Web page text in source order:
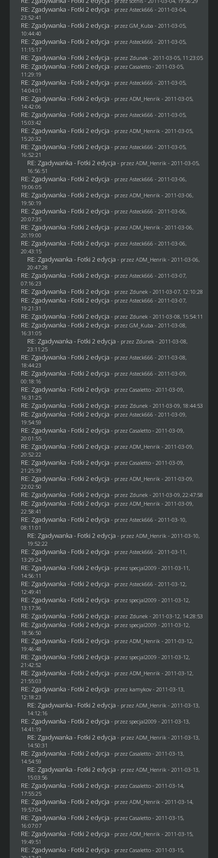
RE: Zgadywanka - Fotki 2 edycja - przez Asteck666 - 2011-03-04,
23:52:41
RE: Zgadywanka - Fotki 2 edycja - przez GM_Kuba - 2011-03-05,
10:44:40
RE: Zgadywanka - Fotki 2 edycja - przez Asteck666 - 2011-03-05,
11:15:17
RE: Zgadywanka - Fotki 2 edycja - przez Zdunek - 2011-03-05, 11:23:05
RE: Zgadywanka - Fotki 2 edycja - przez Casaletto- 2011-03-05,
11:29:19
RE: Zgadywanka - Fotki 2 edycja - przez Asteck666 - 2011-03-05,
14:04:01
RE: Zgadywanka - Fotki 2 edycja - przez ADM_Henrik - 2011-03-05,
14:42:06
RE: Zgadywanka - Fotki 2 edycja - przez Asteck666 - 2011-03-05,
15:03:42
RE: Zgadywanka - Fotki 2 edycja - przez ADM_Henrik - 2011-03-05,
15:20:32
RE: Zgadywanka - Fotki 2 edycja - przez Asteck666 - 2011-03-05,
16:52:21
RE: Zgadywanka - Fotki 2 edycja - przez ADM_Henrik - 2011-03-05,
16:56:51
RE: Zgadywanka - Fotki 2 edycja - przez Asteck666 - 2011-03-06,
19:06:05
RE: Zgadywanka - Fotki 2 edycja - przez ADM_Henrik - 2011-03-06,
19:50:19
RE: Zgadywanka - Fotki 2 edycja - przez Asteck666 - 2011-03-06,
20:07:35
RE: Zgadywanka - Fotki 2 edycja - przez ADM_Henrik - 2011-03-06,
20:19:00
RE: Zgadywanka - Fotki 2 edycja - przez Asteck666 - 2011-03-06,
20:43:15
RE: Zgadywanka - Fotki 2 edycja - przez ADM_Henrik - 2011-03-06,
20:47:28
RE: Zgadywanka - Fotki 2 edycja - przez Asteck666 - 2011-03-07,
07:16:23
RE: Zgadywanka - Fotki 2 edycja - przez Zdunek - 2011-03-07, 12:10:28
RE: Zgadywanka - Fotki 2 edycja - przez Asteck666 - 2011-03-07,
19:21:31
RE: Zgadywanka - Fotki 2 edycja - przez Zdunek - 2011-03-08, 15:54:11
RE: Zgadywanka - Fotki 2 edycja - przez GM_Kuba - 2011-03-08,
16:31:05
RE: Zgadywanka - Fotki 2 edycja - przez Zdunek - 2011-03-08,
23:11:25
RE: Zgadywanka - Fotki 2 edycja - przez Asteck666 - 2011-03-08,
18:44:23
RE: Zgadywanka - Fotki 2 edycja - przez Asteck666 - 2011-03-09,
00:18:16
RE: Zgadywanka - Fotki 2 edycja - przez Casaletto- 2011-03-09,
16:31:25
RE: Zgadywanka - Fotki 2 edycja - przez Zdunek - 2011-03-09, 18:44:53
RE: Zgadywanka - Fotki 2 edycja - przez Asteck666 - 2011-03-09,
19:54:59
RE: Zgadywanka - Fotki 2 edycja - przez Casaletto- 2011-03-09,
20:01:55
RE: Zgadywanka - Fotki 2 edycja - przez ADM_Henrik - 2011-03-09,
20:52:22
RE: Zgadywanka - Fotki 2 edycja - przez Casaletto- 2011-03-09,
21:25:39
RE: Zgadywanka - Fotki 2 edycja - przez ADM_Henrik - 2011-03-09,
22:02:50
RE: Zgadywanka - Fotki 2 edycja - przez Zdunek - 2011-03-09, 22:47:58
RE: Zgadywanka - Fotki 2 edycja - przez ADM_Henrik - 2011-03-09,
22:58:41
RE: Zgadywanka - Fotki 2 edycja - przez Asteck666 - 2011-03-10,
08:11:01
RE: Zgadywanka - Fotki 2 edycja - przez ADM_Henrik - 2011-03-10,
19:52:22
RE: Zgadywanka - Fotki 2 edycja - przez Asteck666 - 2011-03-11,
13:29:24
RE: Zgadywanka - Fotki 2 edycja - przez specjal2009 - 2011-03-11,
14:56:11
RE: Zgadywanka - Fotki 2 edycja - przez Asteck666 - 2011-03-12,
12:49:41
RE: Zgadywanka - Fotki 2 edycja - przez specjal2009 - 2011-03-12,
13:17:36
RE: Zgadywanka - Fotki 2 edycja - przez Zdunek - 2011-03-12, 14:28:53
RE: Zgadywanka - Fotki 2 edycja - przez specjal2009 - 2011-03-12,
18:56:50
RE: Zgadywanka - Fotki 2 edycja - przez ADM_Henrik - 2011-03-12,
19:46:48
RE: Zgadywanka - Fotki 2 edycja - przez specjal2009 - 2011-03-12,
21:42:52
RE: Zgadywanka - Fotki 2 edycja - przez ADM_Henrik - 2011-03-12,
21:55:03
RE: Zgadywanka - Fotki 2 edycja - przez kamykov- 2011-03-13,
12:18:23
RE: Zgadywanka - Fotki 2 edycja - przez ADM_Henrik - 2011-03-13,
14:12:16
RE: Zgadywanka - Fotki 2 edycja - przez specjal2009 - 2011-03-13,
14:41:19
RE: Zgadywanka - Fotki 2 edycja - przez ADM_Henrik - 2011-03-13,
14:50:31
RE: Zgadywanka - Fotki 2 edycja - przez Casaletto- 2011-03-13,
14:54:59
RE: Zgadywanka - Fotki 2 edycja - przez ADM_Henrik - 2011-03-13,
15:03:56
RE: Zgadywanka - Fotki 2 edycja - przez Casaletto- 2011-03-14,
17:55:25
RE: Zgadywanka - Fotki 2 edycja - przez ADM_Henrik - 2011-03-14,
19:57:04
RE: Zgadywanka - Fotki 2 edycja - przez Casaletto- 2011-03-15,
16:07:07
RE: Zgadywanka - Fotki 2 edycja - przez ADM_Henrik - 2011-03-15,
19:49:51
RE: Zgadywanka - Fotki 2 edycja - przez Casaletto- 2011-03-15,